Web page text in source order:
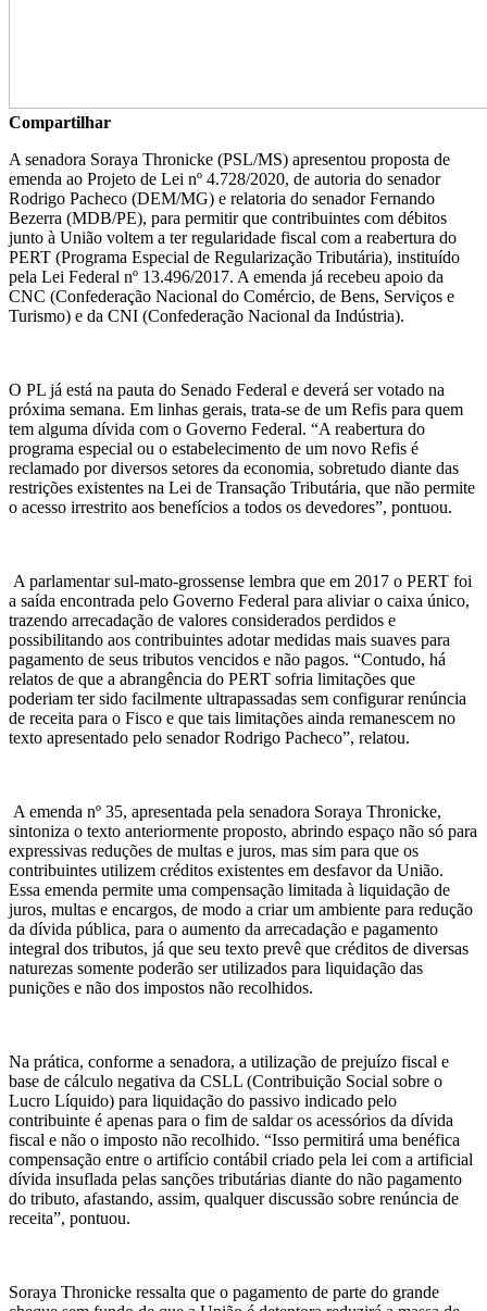
Compartilhar
A senadora Soraya Thronicke (PSL/MS) apresentou proposta de
emenda ao Projeto de Lei nº 4.728/2020, de autoria do senador
Rodrigo Pacheco (DEM/MG) e relatoria do senador Fernando
Bezerra (MDB/PE), para permitir que contribuintes com débitos
junto à União voltem a ter regularidade fiscal com a reabertura do
PERT (Programa Especial de Regularização Tributária), instituído
pela Lei Federal nº 13.496/2017. A emenda já recebeu apoio da
CNC (Confederação Nacional do Comércio, de Bens, Serviços e
Turismo) e da CNI (Confederação Nacional da Indústria).
O PL já está na pauta do Senado Federal e deverá ser votado na
próxima semana. Em linhas gerais, trata-se de um Refis para quem
tem alguma dívida com o Governo Federal. “A reabertura do
programa especial ou o estabelecimento de um novo Refis é
reclamado por diversos setores da economia, sobretudo diante das
restrições existentes na Lei de Transação Tributária, que não permite
o acesso irrestrito aos benefícios a todos os devedores”, pontuou.
A parlamentar sul-mato-grossense lembra que em 2017 o PERT foi
a saída encontrada pelo Governo Federal para aliviar o caixa único,
trazendo arrecadação de valores considerados perdidos e
possibilitando aos contribuintes adotar medidas mais suaves para
pagamento de seus tributos vencidos e não pagos. “Contudo, há
relatos de que a abrangência do PERT sofria limitações que
poderiam ter sido facilmente ultrapassadas sem configurar renúncia
de receita para o Fisco e que tais limitações ainda remanescem no
texto apresentado pelo senador Rodrigo Pacheco”, relatou.
A emenda nº 35, apresentada pela senadora Soraya Thronicke,
sintoniza o texto anteriormente proposto, abrindo espaço não só para
expressivas reduções de multas e juros, mas sim para que os
contribuintes utilizem créditos existentes em desfavor da União.
Essa emenda permite uma compensação limitada à liquidação de
juros, multas e encargos, de modo a criar um ambiente para redução
da dívida pública, para o aumento da arrecadação e pagamento
integral dos tributos, já que seu texto prevê que créditos de diversas
naturezas somente poderão ser utilizados para liquidação das
punições e não dos impostos não recolhidos.
Na prática, conforme a senadora, a utilização de prejuízo fiscal e
base de cálculo negativa da CSLL (Contribuição Social sobre o
Lucro Líquido) para liquidação do passivo indicado pelo
contribuinte é apenas para o fim de saldar os acessórios da dívida
fiscal e não o imposto não recolhido. “Isso permitirá uma benéfica
compensação entre o artifício contábil criado pela lei com a artificial
dívida insuflada pelas sanções tributárias diante do não pagamento
do tributo, afastando, assim, qualquer discussão sobre renúncia de
receita”, pontuou.
Soraya Thronicke ressalta que o pagamento de parte do grande